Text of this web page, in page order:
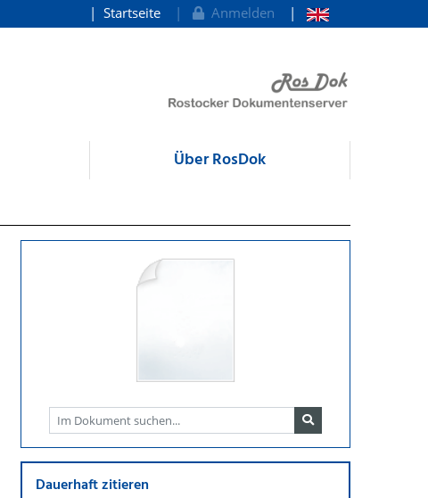
Startseite Anmelden
Über RosDok
Dauerhaft zitieren